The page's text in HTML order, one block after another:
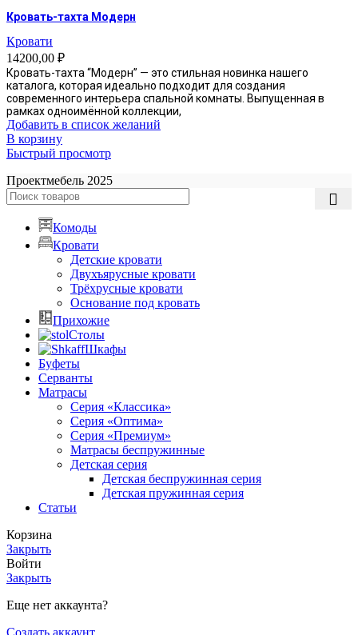
Кровать-тахта Модерн
Кровати
14200,00 ₽
Кровать-тахта “Модерн” — это стильная новинка нашего
каталога, которая идеально подходит для создания
современного интерьера спальной комнаты. Выпущенная в
рамках одноимённой коллекции,
Добавить в список желаний
В корзину
Быстрый просмотр
Проектмебель 2025
Комоды
Кровати
Детские кровати
Двухъярусные кровати
Трёхрусные кровати
Основание под кровать
Прихожие
Столы
Шкафы
Буфеты
Серванты
Матрасы
Серия «Классика»
Серия «Оптима»
Серия «Премиум»
Матрасы беспружинные
Детская серия
Детская беспружинная серия
Детская пружинная серия
Статьи
Корзина
Закрыть
Войти
Закрыть
Еще нет аккаунта?
Создать аккаунт